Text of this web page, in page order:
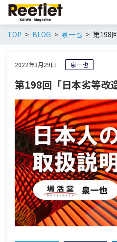
TOP BLOG 泉一也 第198
2022年3月29日 泉一也
第198回「日本劣等改